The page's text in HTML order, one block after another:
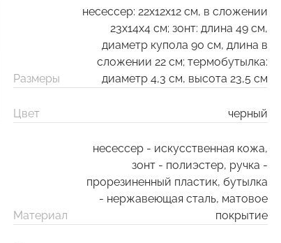
Размеры
несессер: 22х12х12 см, в сложении
23х14х4 см; зонт: длина 49 см,
диаметр купола 90 см, длина в
сложении 22 см; термобутылка:
диаметр 4,3 см, высота 23,5 см
Цвет черный
Материал
несессер - искусственная кожа,
зонт - полиэстер, ручка -
прорезиненный пластик, бутылка
- нержавеющая сталь, матовое
покрытие